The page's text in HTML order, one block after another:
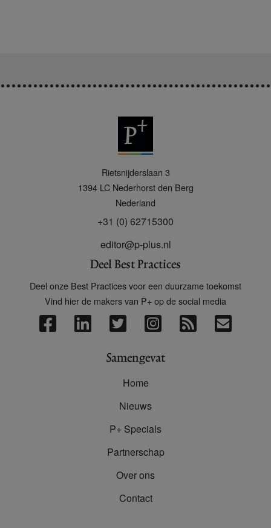
Rietsnijderslaan 3
1394 LC Nederhorst den Berg
Nederland
+31 (0) 62715300
editor@p-plus.nl
Deel Best Practices
Deel onze Best Practices voor een duurzame toekomst
Vind hier de makers van P+ op de social media
Samengevat
Home
Nieuws
P+ Specials
Partnerschap
Over ons
Contact